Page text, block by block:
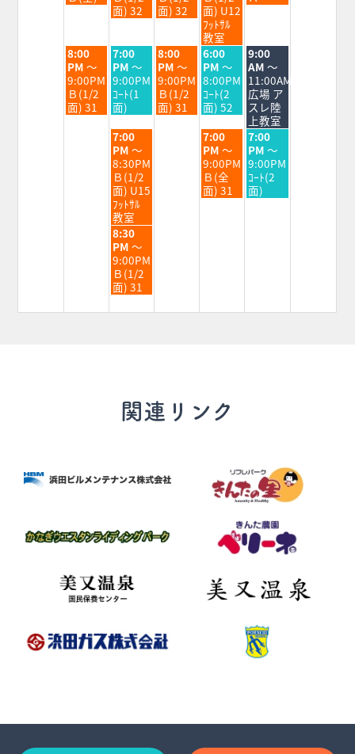
月
月
2nd
面) 32
月
3rd
面) 32
月
4th
2026
面) U12
ﾌｯﾄｻﾙ
教室
月
火
曜
日,
9
月
1st
8:00
PM ～
9:00PM
Ｂ(1/2
面) 31
水
曜
日,
9
月
2nd
2026
7:00
PM ～
9:00PM
ｺｰﾄ(1
面)
木
曜
日,
9
月
3rd
8:00
PM ～
9:00PM
Ｂ(1/2
面) 31
金
曜
日,
9
月
4th
2026
6:00
PM ～
8:00PM
ｺｰﾄ(2
面) 52
土
曜
日,
9
月
5th
2026
9:00
AM ～
11:00AM
広場 ア
スレ陸
上教室
水
曜
日,
9
月
2nd
2026
7:00
PM ～
8:30PM
Ｂ(1/2
面) U15
ﾌｯﾄｻﾙ
教室
金
曜
日,
9
月
4th
7:00
PM ～
9:00PM
Ｂ(全
面) 31
土
曜
日,
9
月
5th
7:00
PM ～
9:00PM
ｺｰﾄ(2
面)
水
曜
日,
9
月
2nd
2026
8:30
PM ～
9:00PM
Ｂ(1/2
面) 31
関連リンク